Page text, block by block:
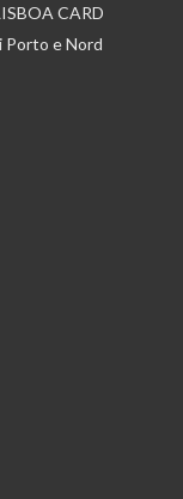
CARD
Porto e Nord